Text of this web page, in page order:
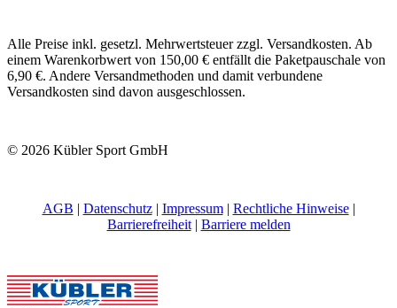
Alle Preise inkl. gesetzl. Mehrwertsteuer zzgl. Versandkosten. Ab
einem Warenkorbwert von 150,00 € entfällt die Paketpauschale von
6,90 €. Andere Versandmethoden und damit verbundene
Versandkosten sind davon ausgeschlossen.
© 2026 Kübler Sport GmbH
AGB | Datenschutz| Impressum| Rechtliche Hinweise|
Barrierefreiheit| Barriere melden